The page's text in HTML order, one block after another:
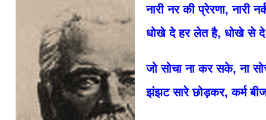
नारी नर की प्रेरणा, नारी
धोखे दे हर लेत है, धोखे से दे
जो सोचा ना कर सके, ना
झंझट सारे छोड़कर, कर्म